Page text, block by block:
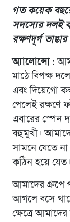
গত কয়েক
সদস্যের দলই
রক্ষণদূর্গ
অ্যালোন্সো :
মাঠে বিপক্ষ
এবং দিয়েগো
পেলেই রক্ষণে
এবারের স্পেন
বহুমুখী।
সামনে যেতে
কঠিন হয়ে যেত।
আমাদের গ্রুপে
আগলে বসে
ক্ষেত্রে